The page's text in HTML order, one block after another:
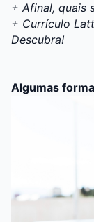
+ Afinal, quais
+ Currículo
Descubra!
Algumas